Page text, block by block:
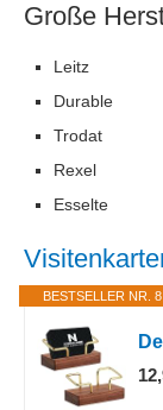
Große
Leitz
Durable
Trodat
Rexel
Esselte
BESTSELLER NR. 8